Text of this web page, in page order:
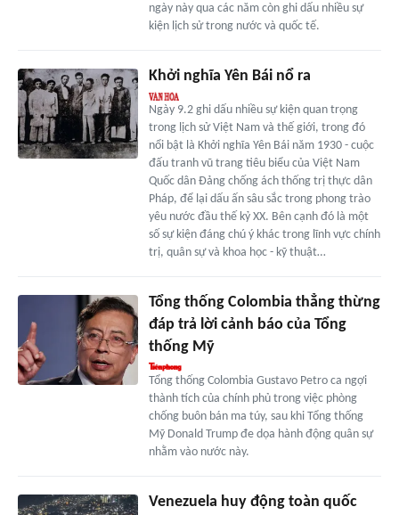
ngày này qua các năm còn ghi dấu nhiều sự
kiện lịch sử trong nước và quốc tế.
Khởi nghĩa Yên Bái nổ ra
Ngày 9.2 ghi dấu nhiều sự kiện quan trọng
trong lịch sử Việt Nam và thế giới, trong đó
nổi bật là Khởi nghĩa Yên Bái năm 1930 - cuộc
đấu tranh vũ trang tiêu biểu của Việt Nam
Quốc dân Đảng chống ách thống trị thực dân
Pháp, để lại dấu ấn sâu sắc trong phong trào
yêu nước đầu thế kỷ XX. Bên cạnh đó là một
số sự kiện đáng chú ý khác trong lĩnh vực chính
trị, quân sự và khoa học - kỹ thuật…
Tổng thống Colombia thẳng thừng
đáp trả lời cảnh báo của Tổng
thống Mỹ
Tổng thống Colombia Gustavo Petro ca ngợi
thành tích của chính phủ trong việc phòng
chống buôn bán ma túy, sau khi Tổng thống
Mỹ Donald Trump đe dọa hành động quân sự
nhằm vào nước này.
Venezuela huy động toàn quốc